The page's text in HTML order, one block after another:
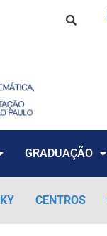
GRADUAÇÃO
CENTROS